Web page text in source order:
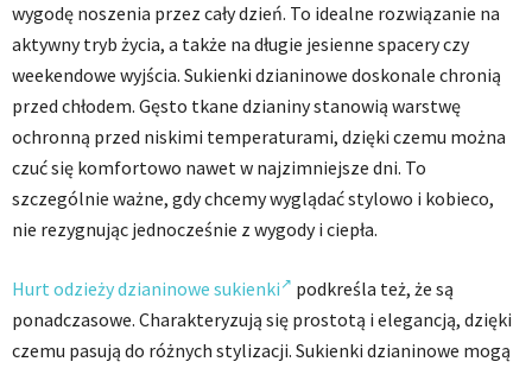
wygodę noszenia przez cały dzień. To idealne rozwiązanie na
aktywny tryb życia, a także na długie jesienne spacery czy
weekendowe wyjścia. Sukienki dzianinowe doskonale chronią
przed chłodem. Gęsto tkane dzianiny stanowią warstwę
ochronną przed niskimi temperaturami, dzięki czemu można
czuć się komfortowo nawet w najzimniejsze dni. To
szczególnie ważne, gdy chcemy wyglądać stylowo i kobieco,
nie rezygnując jednocześnie z wygody i ciepła.
Hurt odzieży dzianinowe sukienki
podkreśla też, że są
ponadczasowe. Charakteryzują się prostotą i elegancją, dzięki
czemu pasują do różnych stylizacji. Sukienki dzianinowe mogą